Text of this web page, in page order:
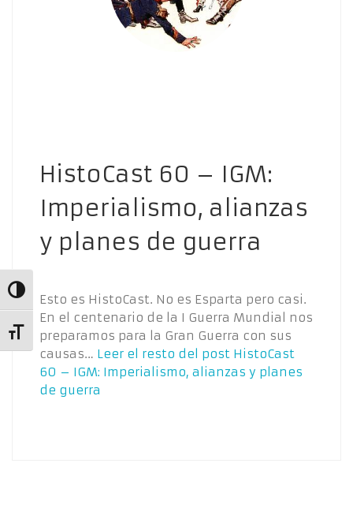
Alternar alto contraste
Alternar tamaño de letra
HistoCast 60 – IGM:
Imperialismo, alianzas
y planes de guerra
Esto es HistoCast. No es Esparta pero casi.
En el centenario de la I Guerra Mundial nos
preparamos para la Gran Guerra con sus
causas… Leer el resto del post HistoCast
60 – IGM: Imperialismo, alianzas y planes
de guerra